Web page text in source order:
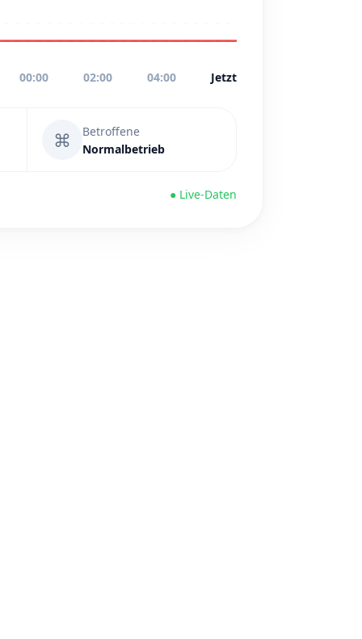
00:00 02:00 04:00 Jetzt
⌘
Betroffene
Normalbetrieb
● Live-Daten